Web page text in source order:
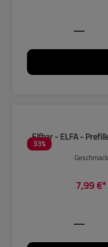
33%
Elfbar - ELFA -
7,99 €*